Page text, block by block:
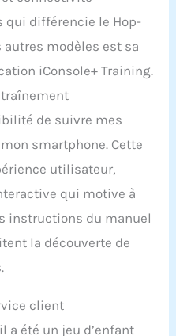
une livraison le
souhaité, c'est
ne sera livrée
avoir pris
d'indiquer des
valables
indiquez des
de contact est
et la
pas
par transporteur.
livraison s'effectue
qui différencie le Hop-
autres modèles est sa
iConsole+ Training.
de suivre mes
smartphone. Cette
utilisateur,
qui motive à
instructions du manuel
la découverte de
client
a été un jeu d’enfant